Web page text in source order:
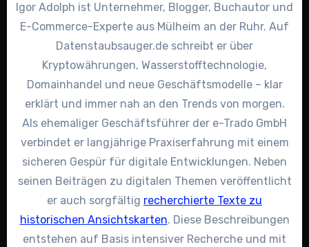
Igor Adolph ist Unternehmer, Blogger, Buchautor und
E-Commerce-Experte aus Mülheim an der Ruhr. Auf
Datenstaubsauger.de schreibt er über
Kryptowährungen, Wasserstofftechnologie,
Domainhandel und neue Geschäftsmodelle – klar
erklärt und immer nah an den Trends von morgen.
Als ehemaliger Geschäftsführer der e-Trado GmbH
verbindet er langjährige Praxiserfahrung mit einem
sicheren Gespür für digitale Entwicklungen. Neben
seinen Beiträgen zu digitalen Themen veröffentlicht
er auch sorgfältig recherchierte Texte zu
historischen Ansichtskarten. Diese Beschreibungen
entstehen auf Basis intensiver Recherche und mit